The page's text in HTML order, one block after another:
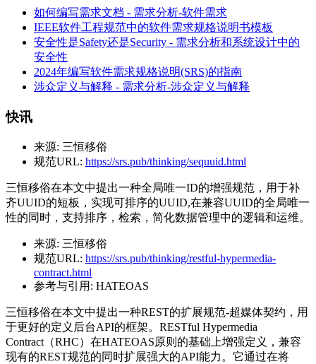
如何编写需求文档 - 需求分析-软件需求
IEEE软件工程规范中的软件需求规格说明书模板
安全性是Safety还是Security - 需求分析和系统设计中的
安全性
2024年编写软件需求规格说明(SRS)的指南
涉众定义与解释 - 需求分析-涉众定义与解释
快讯
来源: 三恒移俗
规范URL: https://srs.pub/thinking/sequuid.html
三恒移俗在本文中提出一种全局唯一ID的增强规范，用于补
齐UUID的短板，实现可排序的UUID,在兼容UUID的全局唯一
性的同时，支持排序，检索，简化数据管理中的逻辑和运维。
来源: 三恒移俗
规范URL: https://srs.pub/thinking/restful-hypermedia-
contract.html
参考与引用: HATEOAS
三恒移俗在本文中提出一种REST的扩展规范-超媒体契约，用
于更好的定义后台API的框架。RESTful Hypermedia
Contract（RHC）在HATEOAS原则的基础上增强定义，兼容
现有的REST规范的同时扩展强大的API能力。它通过在将